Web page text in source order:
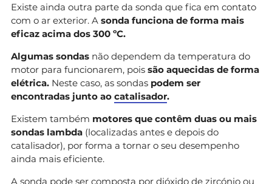
Existe ainda outra parte da sonda que fica em contato
com o ar exterior. A sonda funciona de forma mais
eficaz acima dos 300 ºC.
Algumas sondas não dependem da temperatura do
motor para funcionarem, pois são aquecidas de forma
elétrica. Neste caso, as sondas podem ser
encontradas junto ao catalisador.
Existem também motores que contêm duas ou mais
sondas lambda (localizadas antes e depois do
catalisador), por forma a tornar o seu desempenho
ainda mais eficiente.
A sonda pode ser composta por dióxido de zircónio ou